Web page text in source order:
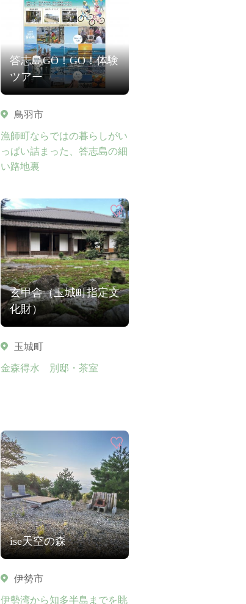
答志島GO！GO！体験
ツアー
鳥羽市
漁師町ならではの暮らしがい
っぱい詰まった、答志島の細
い路地裏
玄甲舎（玉城町指定文
化財）
玉城町
金森得水 別邸・茶室
ise天空の森
伊勢市
伊勢湾から知多半島までを眺